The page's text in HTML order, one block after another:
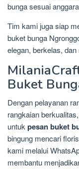
bunga sesuai
Tim kami juga siap
buket bunga
elegan, berkelas,
Buket
Dengan pelayanan
rangkaian berkualitas,
untuk pesan buket
bingung mencari
kami melalui
membantu